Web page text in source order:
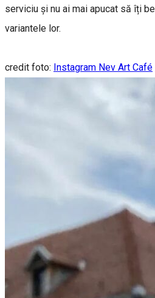
serviciu și nu ai mai apucat să îți
variantele lor.
credit foto: Instagram Nev Art Café